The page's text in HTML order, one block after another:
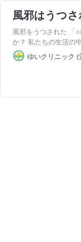
風邪はうつ
風邪をうつされた 「
か？ 私たちの生活の
ゆいクリニック